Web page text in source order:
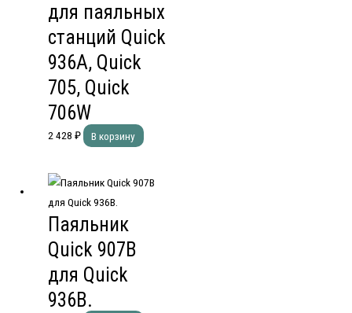
для паяльных
станций Quick
936A, Quick
705, Quick
706W
2 428₽ В корзину
Паяльник
Quick 907B
для Quick
936B.